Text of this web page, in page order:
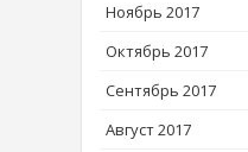
Ноябрь 2017
Октябрь 2017
Сентябрь 2017
Август 2017